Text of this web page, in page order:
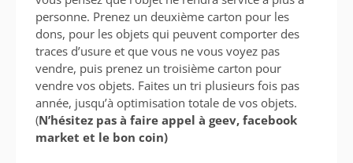
personne. Prenez un deuxième carton pour les
dons, pour les objets qui peuvent comporter des
traces d’usure et que vous ne vous voyez pas
vendre, puis prenez un troisième carton pour
vendre vos objets. Faites un tri plusieurs fois pas
année, jusqu’à optimisation totale de vos objets.
(N’hésitez pas à faire appel à geev, facebook
market et le bon coin)